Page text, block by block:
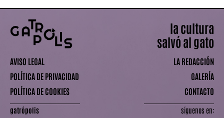
AVISO LEGAL
POLÍTICA DE PRIVACIDAD
POLÍTICA DE COOKIES
gatrópolis
la cultura
salvó al gato
LA REDACCIÓN
GALERÍA
CONTACTO
síguenos en: